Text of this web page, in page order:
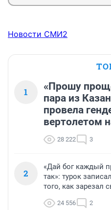
Новости СМИ2
1
«Прошу
пара из
провела
вертолетом
28 222 3
2
«Дай бог каждый
так»: турок
того, как зарезал
24 556 2